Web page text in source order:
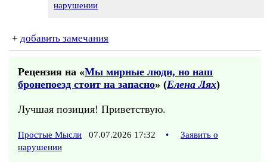
нарушении
+ добавить замечания
Рецензия на «Мы мирные люди, но наш
бронепоезд стоит на запасно» (Елена Лях)
Лучшая позиция! Приветствую.
Простые Мысли 07.07.2026 17:32 •
Заявить о
нарушении